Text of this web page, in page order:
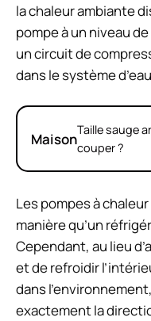
la chaleur ambiante
pompe à un niveau
un circuit de
dans le système
MaisonTaille sauge
couper ?
Les pompes à
manière qu’un
Cependant, au lieu
et de refroidir
dans
exactement la